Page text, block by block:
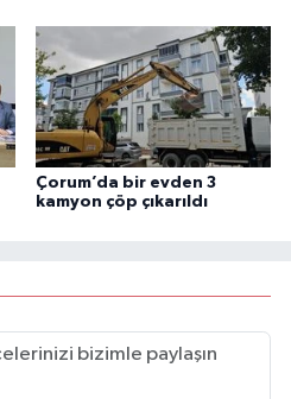
Çorum’da bir evden 3
kamyon çöp çıkarıldı